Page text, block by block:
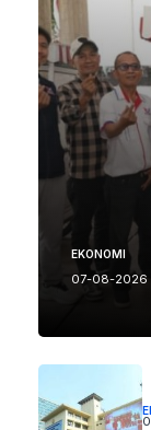
EKONOMI
07-08-2026